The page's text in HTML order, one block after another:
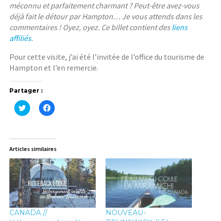
méconnu et parfaitement charmant ? Peut-être avez-vous
déjà fait le détour par Hampton… Je vous attends dans les
commentaires ! Oyez, oyez. Ce billet contient desliens
affiliés.
Pour cette visite, j’ai été l’invitée de l’office du tourisme de
Hampton et l’en remercie.
Partager :
C
l
e
p
o
u
r
p
a
r
t
a
g
e
C
l
e
p
o
u
r
p
a
r
t
a
g
Articles similaires
CANADA //
NOUVEAU-